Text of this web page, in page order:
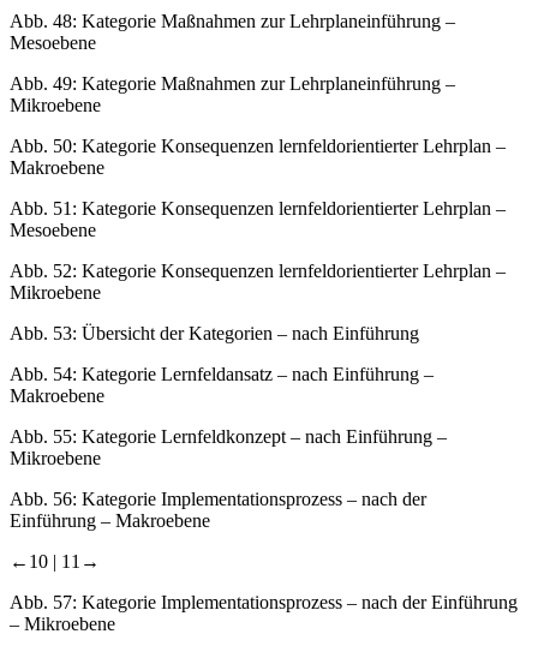
Abb. 48: Kategorie Maßnahmen zur Lehrplaneinführung –
Mesoebene
Abb. 49: Kategorie Maßnahmen zur Lehrplaneinführung –
Mikroebene
Abb. 50: Kategorie Konsequenzen lernfeldorientierter Lehrplan –
Makroebene
Abb. 51: Kategorie Konsequenzen lernfeldorientierter Lehrplan –
Mesoebene
Abb. 52: Kategorie Konsequenzen lernfeldorientierter Lehrplan –
Mikroebene
Abb. 53: Übersicht der Kategorien – nach Einführung
Abb. 54: Kategorie Lernfeldansatz – nach Einführung –
Makroebene
Abb. 55: Kategorie Lernfeldkonzept – nach Einführung –
Mikroebene
Abb. 56: Kategorie Implementationsprozess – nach der
Einführung – Makroebene
←10 | 11→
Abb. 57: Kategorie Implementationsprozess – nach der Einführung
– Mikroebene